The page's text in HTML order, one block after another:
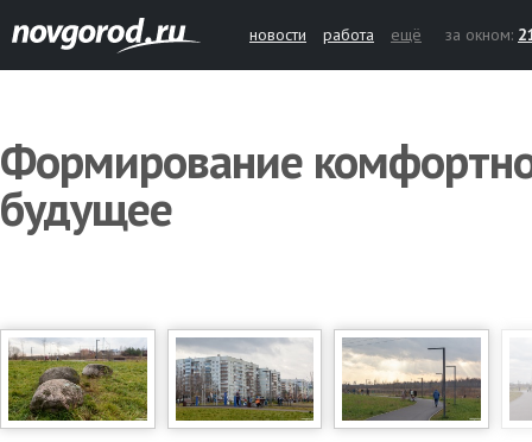
новости работа ещё за окном:
Формирование
будущее